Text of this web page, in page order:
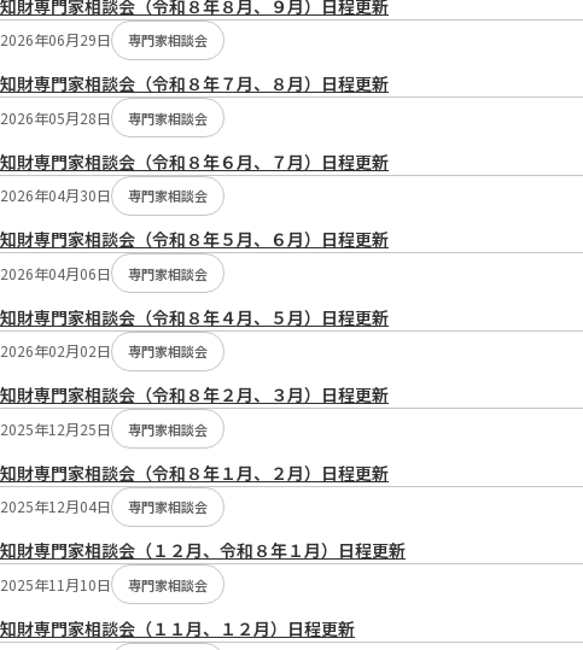
切
り
替
え：
知財専門家相談会（令和８年８月、９月）日程更新
2026年06月29日 専門家相談会
知財専門家相談会（令和８年７月、８月）日程更新
2026年05月28日 専門家相談会
知財専門家相談会（令和８年６月、７月）日程更新
2026年04月30日 専門家相談会
知財専門家相談会（令和８年５月、６月）日程更新
2026年04月06日 専門家相談会
知財専門家相談会（令和８年４月、５月）日程更新
2026年02月02日 専門家相談会
知財専門家相談会（令和８年２月、３月）日程更新
2025年12月25日 専門家相談会
知財専門家相談会（令和８年１月、２月）日程更新
2025年12月04日 専門家相談会
知財専門家相談会（１２月、令和８年１月）日程更新
2025年11月10日 専門家相談会
知財専門家相談会（１１月、１２月）日程更新